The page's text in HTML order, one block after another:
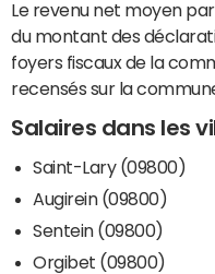
Le revenu net moyen
du montant des
foyers fiscaux de la
recensés sur la
Salaires dans les
Saint-Lary (09800)
Augirein (09800)
Sentein (09800)
Orgibet (09800)